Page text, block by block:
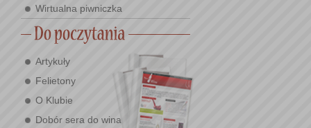
Wirtualna piwniczka
Artykuły
Felietony
O Klubie
Dobór sera do wina